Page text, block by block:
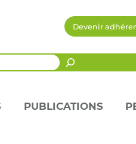
Devenir
PUBLICATIONS